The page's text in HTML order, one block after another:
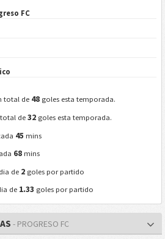
FC
total de 48 goles esta temporada.
total de32 goles esta temporada.
45 mins
68 mins
de 2 goles por partido
de 1.33 goles por partido
- PROGRESO FC